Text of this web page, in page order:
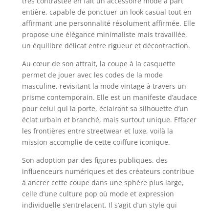
entière, capable de ponctuer un look casual tout en
affirmant une personnalité résolument affirmée. Elle
propose une élégance minimaliste mais travaillée,
un équilibre délicat entre rigueur et décontraction.
Au cœur de son attrait, la coupe à la casquette
permet de jouer avec les codes de la mode
masculine, revisitant la mode vintage à travers un
prisme contemporain. Elle est un manifeste d’audace
pour celui qui la porte, éclairant sa silhouette d’un
éclat urbain et branché, mais surtout unique. Effacer
les frontières entre streetwear et luxe, voilà la
mission accomplie de cette coiffure iconique.
Son adoption par des figures publiques, des
influenceurs numériques et des créateurs contribue
à ancrer cette coupe dans une sphère plus large,
celle d’une culture pop où mode et expression
individuelle s’entrelacent. Il s’agit d’un style qui